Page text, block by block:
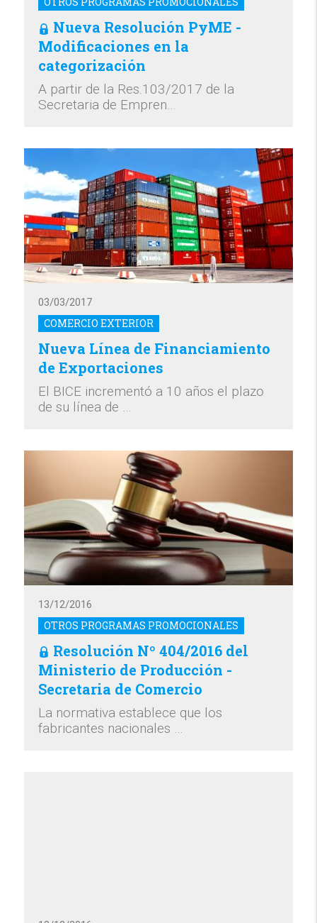
Nueva Resolución PyME -
Modificaciones en la
categorización
A partir de la Res.103/2017 de la
Secretaria de Empren…
COMERCIO EXTERIOR
03/03/2017
Nueva Línea de Financiamiento
de Exportaciones
El BICE incrementó a 10 años el plazo
de su línea de …
OTROS PROGRAMAS PROMOCIONALES
13/12/2016
Resolución Nº 404/2016 del
Ministerio de Producción -
Secretaria de Comercio
La normativa establece que los
fabricantes nacionales …